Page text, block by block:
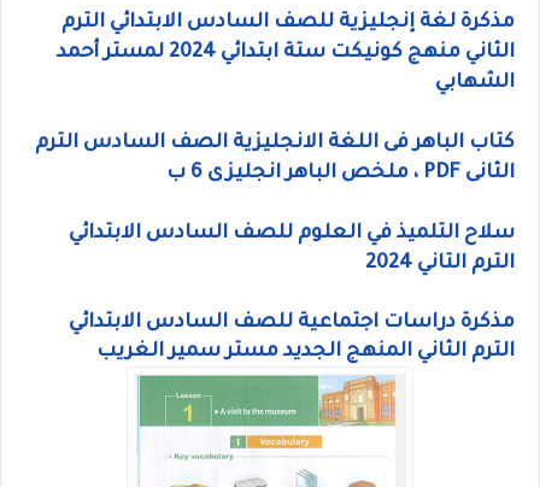
مذكرة لغة إنجليزية للصف السادس الابتدائي الترم
الثاني منهج كونيكت ستة ابتدائي 2024 لمستر أحمد
الشهابي
كتاب الباهر فى اللغة الانجليزية الصف السادس الترم
الثانى PDF ، ملخص الباهر انجليزى 6 ب
سلاح التلميذ في العلوم للصف السادس الابتدائي
الترم التاني 2024
مذكرة دراسات اجتماعية للصف السادس الابتدائي
الترم الثاني المنهج الجديد مستر سمير الغريب